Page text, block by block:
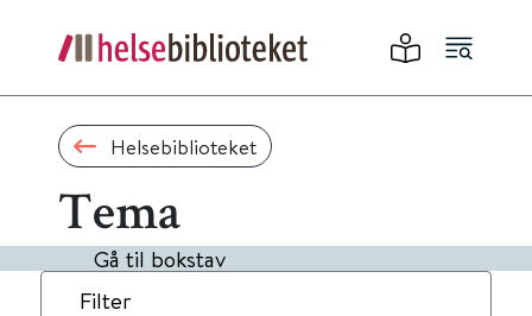
Helsebiblioteket
Tema
Gå til bokstav
Filter